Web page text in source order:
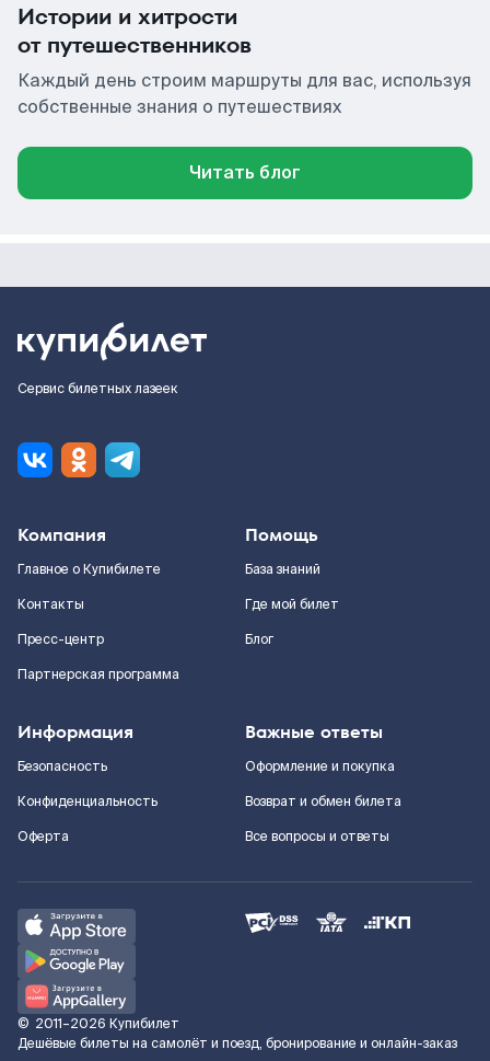
Истории и хитрости
от путешественников
Каждый день строим маршруты для вас, используя
собственные знания о путешествиях
Читать блог
Сервис билетных лазеек
Компания
Главное о Купибилете
Контакты
Пресс-центр
Партнерская программа
Помощь
База знаний
Где мой билет
Блог
Информация
Безопасность
Конфиденциальность
Оферта
Важные ответы
Оформление и покупка
Возврат и обмен билета
Все вопросы и ответы
© 2011–2026 Купибилет
Дешёвые билеты на самолёт и поезд, бронирование и онлайн-заказ